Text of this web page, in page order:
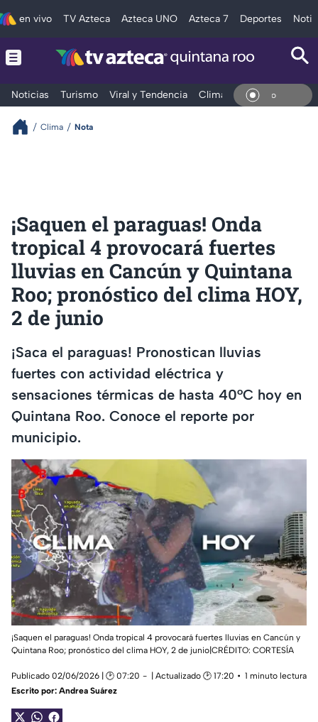
en vivo TV Azteca Azteca UNO Azteca 7 Deportes
Noticias Turismo Viral y Tendencia Clima Tráfico En
Clima Nota
¡Saquen el paraguas! Onda
tropical 4 provocará fuertes
lluvias en Cancún y Quintana
Roo; pronóstico del clima HOY,
2 de junio
¡Saca el paraguas! Pronostican lluvias
fuertes con actividad eléctrica y
sensaciones térmicas de hasta 40°C hoy en
Quintana Roo. Conoce el reporte por
municipio.
¡Saquen el paraguas! Onda tropical 4 provocará fuertes lluvias en Cancún y
Quintana Roo; pronóstico del clima HOY, 2 de junio|CRÉDITO: CORTESÍA
Publicado 02/06/2026 | 🕑 07:20 | Actualizado 🕑 17:20
1 minuto lectura
Escrito por: Andrea Suárez